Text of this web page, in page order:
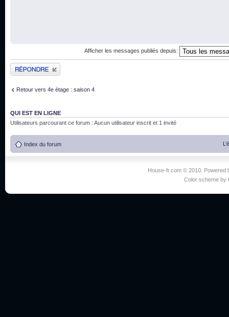
Afficher les messages publiés depuis:
Publier une réponse
Retour vers 4e étage : saison 4
QUI EST EN LIGNE
Utilisateurs parcourant ce forum : Aucun utilisateur inscrit et 1 invité
Index du forum
House-fr.com © 2010. Powered
Color scheme by